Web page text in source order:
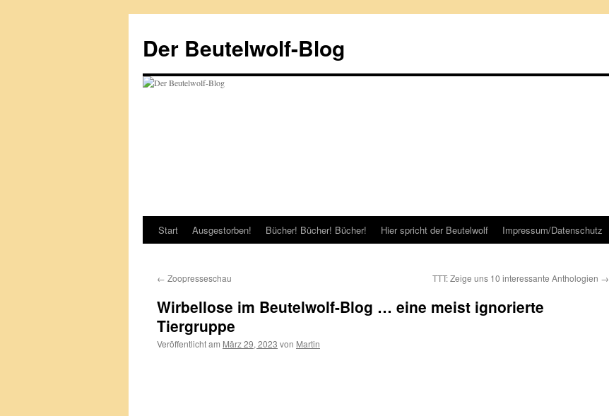
springen
Der Beutelwolf-Blog
Start Ausgestorben! Bücher! Bücher! Bücher! Hier spricht der Beutelwolf Impressum/Datenschutz
← Zoopresseschau TTT: Zeige uns 10 interessante Anthologien →
Wirbellose im Beutelwolf-Blog … eine meist ignorierte
Tiergruppe
Veröffentlicht am März 29, 2023 von Martin